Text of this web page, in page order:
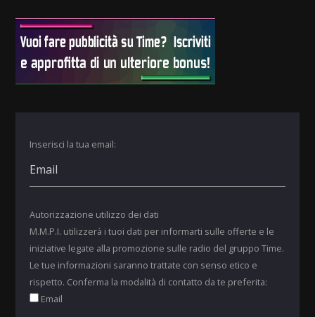
Inserisci la tua email:
Autorizzazione utilizzo dei dati
M.M.P.I. utilizzerà i tuoi dati per informarti sulle offerte e le
iniziative legate alla promozione sulle radio del gruppo Time.
Le tue informazioni saranno trattate con senso etico e
rispetto. Conferma la modalità di contatto da te preferita:
Email